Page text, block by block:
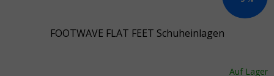
FOOTWAVE FLAT FEET Schuheinlagen
Auf Lager